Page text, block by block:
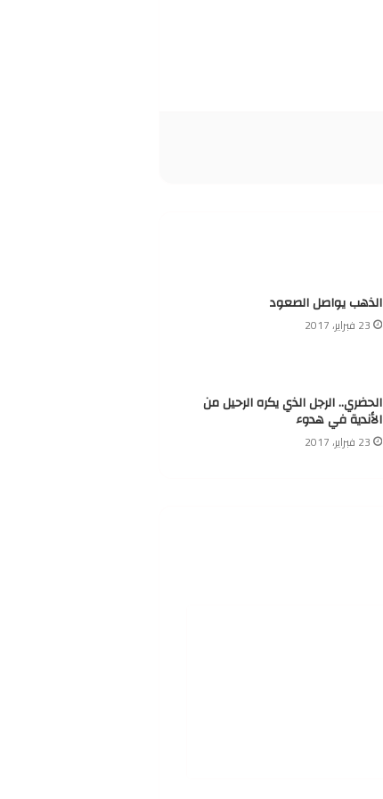
الذهب يواصل الصعود
23 فبراير، 2017
الحضري.. الرجل الذي يكره الرحيل من
الأندية في هدوء
23 فبراير، 2017